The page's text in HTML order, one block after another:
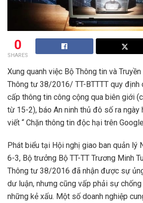
0
SHARES
Xung quanh việc Bộ Thông tin và
Thông tư 38/2016/ TT-BTTTT quy định
cấp thông tin công cộng qua biên giới
từ 15-2), báo An ninh thủ đô số ra ngày
viết “ Chặn thông tin độc hại trên
Phát biểu tại Hội nghị giao ban quản lý
6-3, Bộ trưởng Bộ TT-TT Trương Minh
Thông tư 38/2016 đã nhận được sự
dư luận, nhưng cũng vấp phải sự
những kẻ xấu. Một số doanh nghiệp